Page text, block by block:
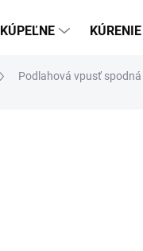
KÚPEĽNE
Podlahová vpusť